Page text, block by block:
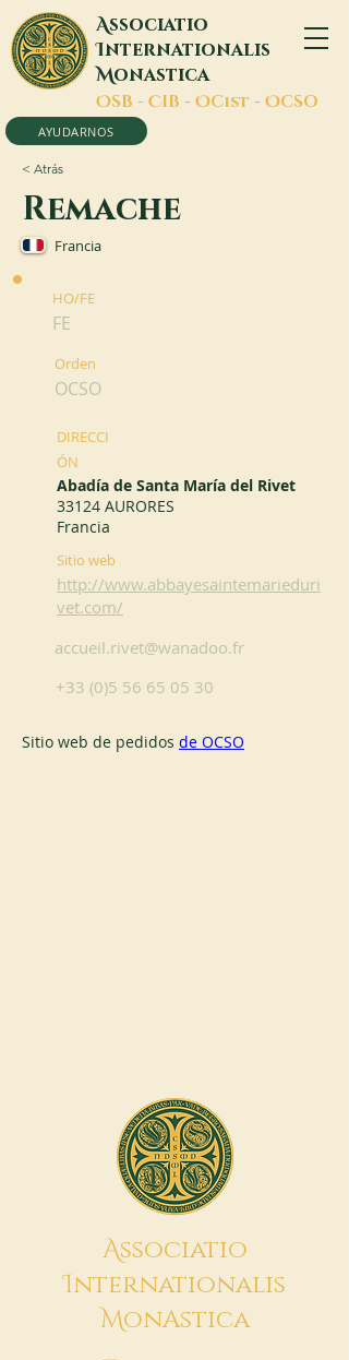
Associatio
Internationalis
Monastica
OSB - CIB - OCist - OCSO
AYUDARNOS
< Atrás
Remache
Francia
HO/FE
FE
Orden
OCSO
DIRECCI
ÓN
Abadía de Santa María del Rivet
33124 AURORES
Francia
Sitio web
http://www.abbayesaintemarieduri
vet.com/
accueil.rivet@wanadoo.fr
+33 (0)5 56 65 05 30
Sitio web de pedidos de OCSO
Associatio
Internationalis
MonAstica